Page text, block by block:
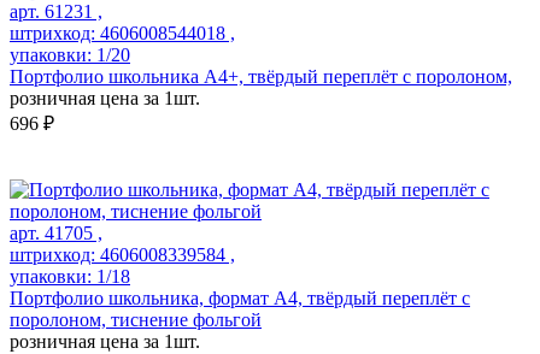
арт. 61231 ,
штрихкод: 4606008544018 ,
упаковки: 1/20
Портфолио школьника А4+, твёрдый переплёт с поролоном,
розничная цена за 1шт.
696 ₽
арт. 41705 ,
штрихкод: 4606008339584 ,
упаковки: 1/18
Портфолио школьника, формат А4, твёрдый переплёт с
поролоном, тиснение фольгой
розничная цена за 1шт.